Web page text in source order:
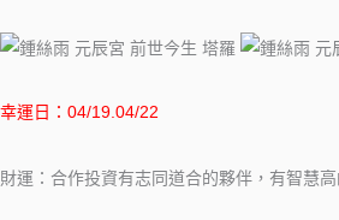
幸運日：04/19.04/22
財運：合作投資有志同道合的夥伴，有智慧